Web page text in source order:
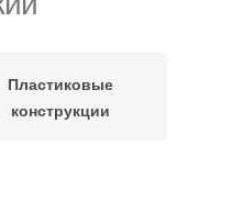
Пластиковые
конструкции